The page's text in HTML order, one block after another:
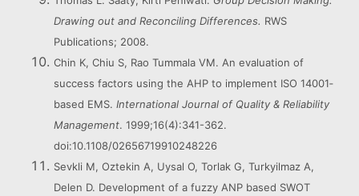
Drawing out and Reconciling Differences. RWS
Publications; 2008.
Chin K, Chiu S, Rao Tummala VM. An evaluation of
success factors using the AHP to implement ISO 14001‐
based EMS. International Journal of Quality & Reliability
Management. 1999;16(4):341-362.
doi:10.1108/02656719910248226
Sevkli M, Oztekin A, Uysal O, Torlak G, Turkyilmaz A,
Delen D. Development of a fuzzy ANP based SWOT